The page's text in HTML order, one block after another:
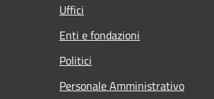
Uffici
Enti e fondazioni
Politici
Personale Amministrativo